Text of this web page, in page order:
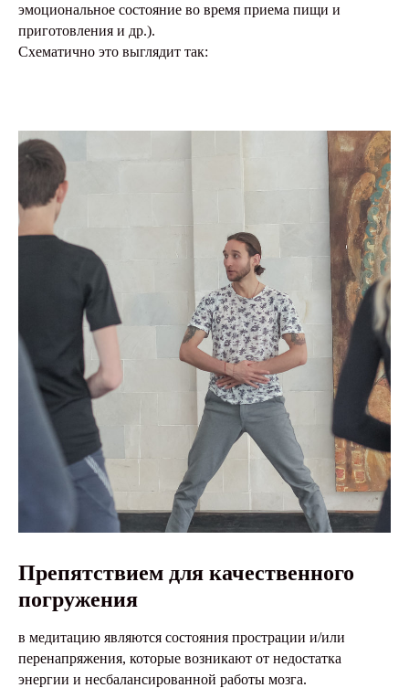
эмоциональное состояние во время приема пищи и
приготовления и др.).
Схематично это выглядит так:
Препятствием для качественного
погружения
в медитацию являются состояния прострации и/или
перенапряжения, которые возникают от недостатка
энергии и несбалансированной работы мозга.